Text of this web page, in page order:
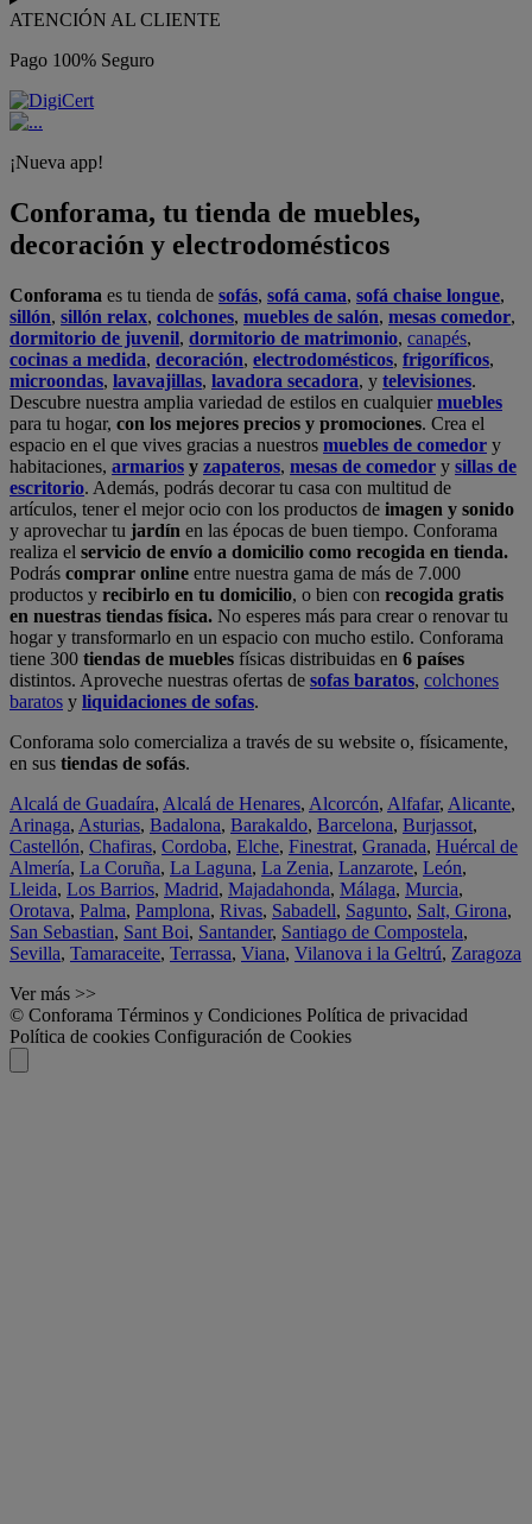
ATENCIÓN AL CLIENTE
Pago 100% Seguro
¡Nueva app!
Conforama, tu tienda de muebles,
decoración y electrodomésticos
Conforama es tu tienda de sofás, sofá cama, sofá chaise longue,
sillón, sillón relax, colchones, muebles de salón, mesas comedor,
dormitorio de juvenil, dormitorio de matrimonio, canapés,
cocinas a medida, decoración, electrodomésticos, frigoríficos,
microondas, lavavajillas, lavadora secadora, y televisiones.
Descubre nuestra amplia variedad de estilos en cualquiermuebles
para tu hogar, con los mejores precios y promociones. Crea el
espacio en el que vives gracias a nuestros muebles de comedor y
habitaciones, armarios y zapateros, mesas de comedor y sillas de
escritorio. Además, podrás decorar tu casa con multitud de
artículos, tener el mejor ocio con los productos de imagen y sonido
y aprovechar tu jardín en las épocas de buen tiempo. Conforama
realiza el servicio de envío a domicilio como recogida en tienda.
Podrás comprar online entre nuestra gama de más de 7.000
productos y recibirlo en tu domicilio, o bien con recogida gratis
en nuestras tiendas física. No esperes más para crear o renovar tu
hogar y transformarlo en un espacio con mucho estilo. Conforama
tiene 300 tiendas de muebles físicas distribuidas en 6 países
distintos. Aproveche nuestras ofertas de sofas baratos, colchones
baratos y liquidaciones de sofas.
Conforama solo comercializa a través de su website o, físicamente,
en sus tiendas de sofás.
Alcalá de Guadaíra, Alcalá de Henares, Alcorcón, Alfafar, Alicante,
Arinaga, Asturias, Badalona, Barakaldo, Barcelona, Burjassot,
Castellón, Chafiras, Cordoba, Elche, Finestrat, Granada, Huércal de
Almería, La Coruña, La Laguna, La Zenia, Lanzarote, León,
Lleida, Los Barrios, Madrid, Majadahonda, Málaga, Murcia,
Orotava, Palma, Pamplona, Rivas, Sabadell, Sagunto, Salt, Girona,
San Sebastian, Sant Boi, Santander, Santiago de Compostela,
Sevilla, Tamaraceite, Terrassa, Viana, Vilanova i la Geltrú, Zaragoza
Ver más >>
© Conforama Términos y Condiciones Política de privacidad
Política de cookies Configuración de Cookies